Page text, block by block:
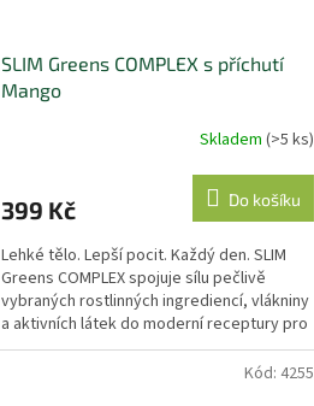
SLIM Greens COMPLEX s příchutí
Mango
Skladem (>5 ks)
399 Kč Do košíku
Lehké tělo. Lepší pocit. Každý den. SLIM
Greens COMPLEX spojuje sílu pečlivě
vybraných rostlinných ingrediencí, vlákniny
a aktivních látek do moderní receptury pro
každodenní...
Kód: 4255